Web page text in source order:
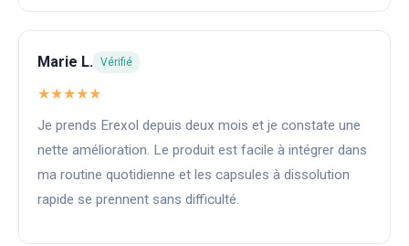
Marie L. Vérifié
★★★★★
Je prends Erexol depuis deux mois et je constate une
nette amélioration. Le produit est facile à intégrer dans
ma routine quotidienne et les capsules à dissolution
rapide se prennent sans difficulté.